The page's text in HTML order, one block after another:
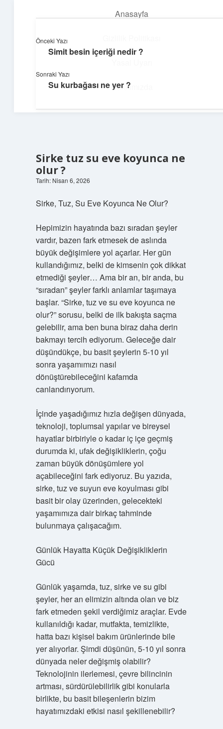
Anasayfa
Hakkımızda
Günlük Hatırlatmalar
Keyifli vakit için kısa ve eğlenceli içerikler.
Sirke tuz su eve koyunca ne
olur ?
Tarih: Nisan 6, 2026
Sirke, Tuz, Su Eve Koyunca Ne Olur?
Hepimizin hayatında bazı sıradan şeyler
vardır, bazen fark etmesek de aslında
büyük değişimlere yol açarlar. Her gün
kullandığımız, belki de kimsenin çok dikkat
etmediği şeyler… Ama bir an, bir anda, bu
“sıradan” şeyler farklı anlamlar taşımaya
başlar. “Sirke, tuz ve su eve koyunca ne
olur?” sorusu, belki de ilk bakışta saçma
gelebilir, ama ben buna biraz daha derin
bakmayı tercih ediyorum. Geleceğe dair
düşündükçe, bu basit şeylerin 5-10 yıl
sonra yaşamımızı nasıl
dönüştürebileceğini kafamda
canlandırıyorum.
İçinde yaşadığımız hızla değişen dünyada,
teknoloji, toplumsal yapılar ve bireysel
hayatlar birbiriyle o kadar iç içe geçmiş
durumda ki, ufak değişikliklerin, çoğu
zaman büyük dönüşümlere yol
açabileceğini fark ediyoruz. Bu yazıda,
sirke, tuz ve suyun eve koyulması gibi
basit bir olay üzerinden, gelecekteki
yaşamımıza dair birkaç tahminde
bulunmaya çalışacağım.
Günlük Hayatta Küçük Değişikliklerin
Gücü
Günlük yaşamda, tuz, sirke ve su gibi
şeyler, her an elimizin altında olan ve biz
fark etmeden şekil verdiğimiz araçlar. Evde
kullanıldığı kadar, mutfakta, temizlikte,
hatta bazı kişisel bakım ürünlerinde bile
yer alıyorlar. Şimdi düşünün, 5-10 yıl sonra
dünyada neler değişmiş olabilir?
Teknolojinin ilerlemesi, çevre bilincinin
artması, sürdürülebilirlik gibi konularla
birlikte, bu basit bileşenlerin bizim
hayatımızdaki etkisi nasıl şekillenebilir?
Önceki Yazı
Simit besin içeriği nedir ?
Sonraki Yazı
Su kurbağası ne yer ?